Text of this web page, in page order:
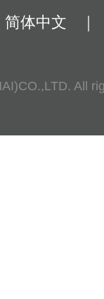
简体中文
All